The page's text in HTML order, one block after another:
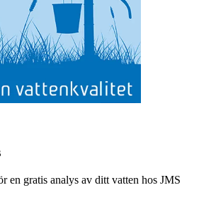
en gratis analys av ditt vatten hos JMS